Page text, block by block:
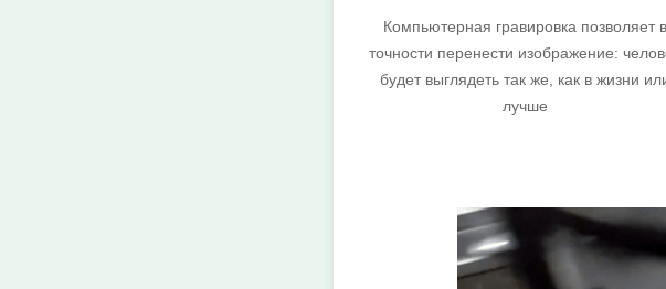
Компьютерная гравировка позволяет в
точности перенести изображение:
будет выглядеть так же, как в жизни
лучше